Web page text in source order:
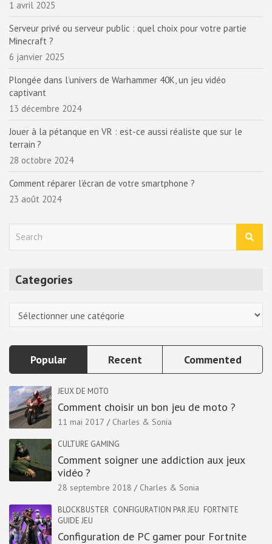
1 avril 2025
Serveur privé ou serveur public : quel choix pour votre partie
Minecraft ?
6 janvier 2025
Plongée dans l’univers de Warhammer 40K, un jeu vidéo
captivant
13 décembre 2024
Jouer à la pétanque en VR : est-ce aussi réaliste que sur le
terrain ?
28 octobre 2024
Comment réparer l’écran de votre smartphone ?
23 août 2024
Categories
Popular Recent Commented
JEUX DE MOTO
Comment choisir un bon jeu de moto ?
11 mai 2017 Charles & Sonia
CULTURE GAMING
Comment soigner une addiction aux jeux
vidéo ?
28 septembre 2018 Charles & Sonia
BLOCKBUSTER CONFIGURATION PAR JEU FORTNITE
GUIDE JEU
Configuration de PC gamer pour Fortnite